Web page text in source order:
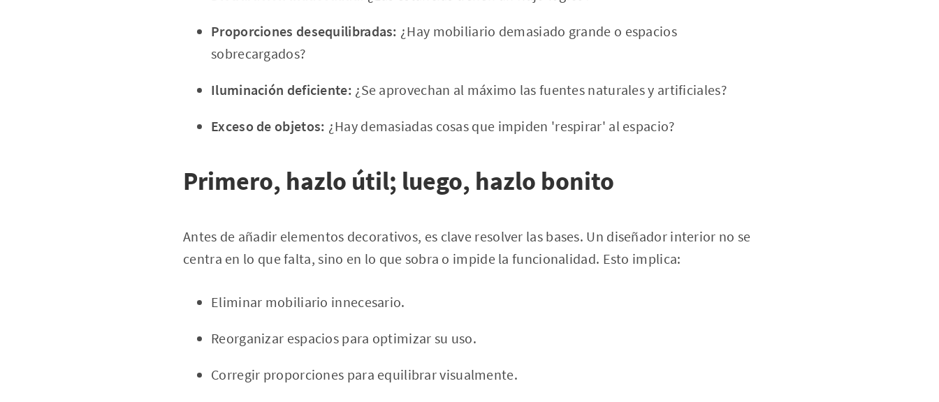
Proporciones desequilibradas: ¿Hay mobiliario demasiado grande o espacios
sobrecargados?
Iluminación deficiente: ¿Se aprovechan al máximo las fuentes naturales y artificiales?
Exceso de objetos: ¿Hay demasiadas cosas que impiden 'respirar' al espacio?
Primero, hazlo útil; luego, hazlo bonito
Antes de añadir elementos decorativos, es clave resolver las bases. Un diseñador interior no se
centra en lo que falta, sino en lo que sobra o impide la funcionalidad. Esto implica:
Eliminar mobiliario innecesario.
Reorganizar espacios para optimizar su uso.
Corregir proporciones para equilibrar visualmente.